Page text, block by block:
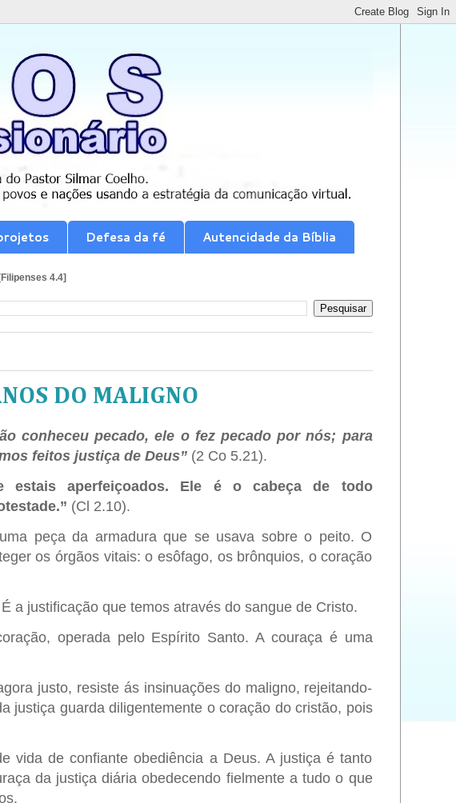
Defesa da fé Autencidade da Bíblia
4.4]
DO MALIGNO
conheceu pecado, ele o fez pecado por nós; para
feitos justiça de Deus” (2 Co 5.21).
estais aperfeiçoados. Ele é o cabeça de todo
(Cl 2.10).
peça da armadura que se usava sobre o peito. O
os órgãos vitais: o esôfago, os brônquios, o coração
a justificação que temos através do sangue de Cristo.
operada pelo Espírito Santo. A couraça é uma
justo, resiste ás insinuações do maligno, rejeitando-
justiça guarda diligentemente o coração do cristão, pois
vida de confiante obediência a Deus. A justiça é tanto
da justiça diária obedecendo fielmente a tudo o que